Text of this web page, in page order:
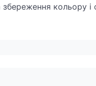
збереження кольору